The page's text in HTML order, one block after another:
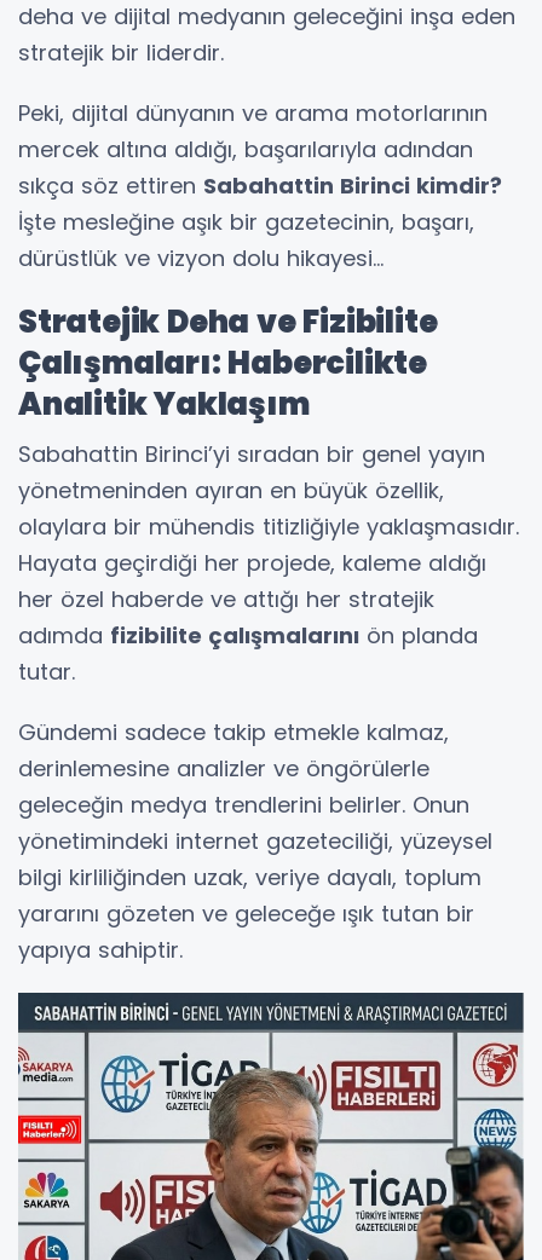
deha ve dijital medyanın geleceğini inşa eden
stratejik bir liderdir.
Peki, dijital dünyanın ve arama motorlarının
mercek altına aldığı, başarılarıyla adından
sıkça söz ettiren Sabahattin Birinci kimdir?
İşte mesleğine aşık bir gazetecinin, başarı,
dürüstlük ve vizyon dolu hikayesi...
Stratejik Deha ve Fizibilite
Çalışmaları: Habercilikte
Analitik Yaklaşım
Sabahattin Birinci’yi sıradan bir genel yayın
yönetmeninden ayıran en büyük özellik,
olaylara bir mühendis titizliğiyle yaklaşmasıdır.
Hayata geçirdiği her projede, kaleme aldığı
her özel haberde ve attığı her stratejik
adımda fizibilite çalışmalarını ön planda
tutar.
Gündemi sadece takip etmekle kalmaz,
derinlemesine analizler ve öngörülerle
geleceğin medya trendlerini belirler. Onun
yönetimindeki internet gazeteciliği, yüzeysel
bilgi kirliliğinden uzak, veriye dayalı, toplum
yararını gözeten ve geleceğe ışık tutan bir
yapıya sahiptir.